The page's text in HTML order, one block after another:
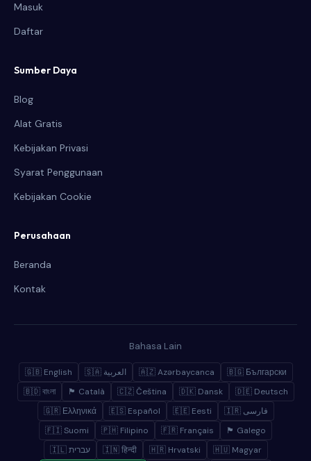
Masuk
Daftar
Sumber Daya
Blog
Alat Gratis
Kebijakan Privasi
Syarat Penggunaan
Kebijakan Cookie
Perusahaan
Beranda
Kontak
Bahasa Lain
🇬🇧 English 🇸🇦 العربية 🇦🇿 Azərbaycanca
🇧🇬 Български
🇧🇩 বাংলা
🏴 Català 🇨🇿 Čeština 🇩🇰 Dansk
🇩🇪 Deutsch
🇬🇷 Ελληνικά
🇪🇸 Español 🇪🇪 Eesti
🇮🇷 فارسی
🇫🇮 Suomi
🇵🇭 Filipino 🇫🇷 Français
🏴 Galego
🇮🇱 עברית
🇮🇳 हिन्दी 🇭🇷 Hrvatski 🇭🇺 Magyar